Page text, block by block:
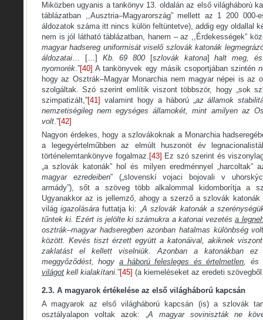
Miközben ugyanis a tankönyv 13. oldalán az első világháború
táblázatban ,,Ausztria–Magyarország” mellett az 1 200
áldozatok száma itt nincs külön feltüntetve), addig egy oldallal
nem is jól látható táblázatban, hanem – az ,,Érdekességek”
magyar hadsereg uniformisát viselő szlovák katonák
áldozatai… […] Kb. 69 800 [szlovák katona]halt meg,
nyomorék.”[40] A tankönyvek egy másik csoportjában szintén
hogy az Osztrák–Magyar Monarchia nem magyar népei is az
szolgáltak. Szó szerint említik viszont többször, hogy „sok
szimpatizált,”[41] valamint hogy a háború „az államok
nemzetiségileg nem egységes államokét, mint amilyen az
volt.”[42]
Nagyon érdekes, hogy a szlovákoknak a Monarchia
a legegyértelműbben az elmúlt huszonöt év
történelemtankönyve fogalmaz. [43] Ez szó szerint és
„a szlovák katonák” hol és milyen eredménnyel „harcoltak”
magyar ezredeiben” („slovenskí vojaci bojovali v
armády”), sőt a szöveg több alkalommal kidomborítja a
Ugyanakkor az is jellemző, ahogy a szerző a szlovák katonák
világigazolásárafuttatja ki: „A szlovák katonák a
tűntek ki. Ezért is jelölte ki számukra a katonai vezetésa
osztrák–magyar hadseregben azonban hatalmas különbség
között. Kevés tiszt érzett együtt a katonáival, akiknek
zaklatást el kellett viselniük. Azonban a katonákban
meggyőződést, hogy a háború felesleges és értelmetlen, és
világot kell kialakítani.”[45] (a kiemeléseket az eredeti
2.3. A magyarok értékelése az első világháború kapcsán
A magyarok az első világháború kapcsán (is) a szlovák
osztályalapon voltak azok: „A magyar soviniszták ne